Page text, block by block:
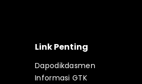
Link Penting
Dapodikdasmen
Informasi GTK